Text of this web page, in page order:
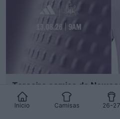
Início Camisas 26-27
Terceira camisa do
revelada + vazada –
semana